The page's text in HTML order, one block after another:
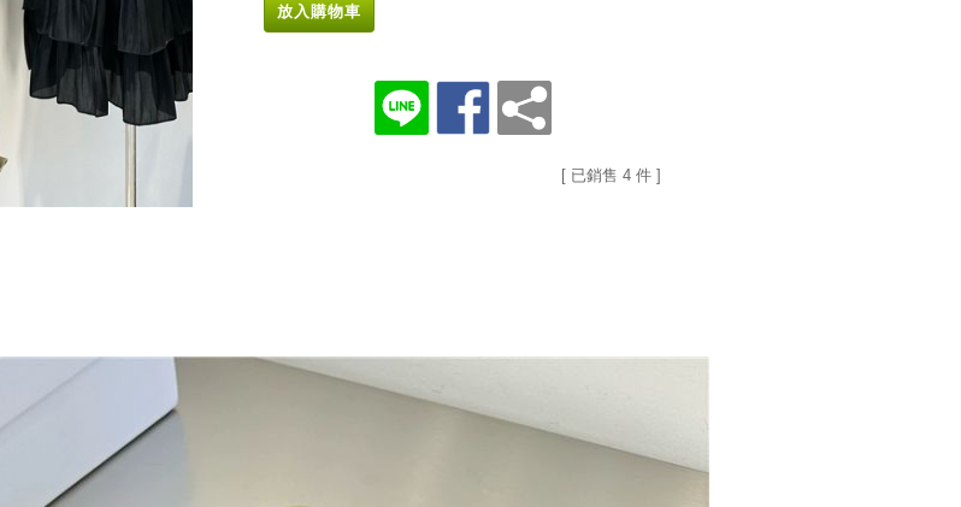
放入購物車
[ 已銷售 4 件 ]